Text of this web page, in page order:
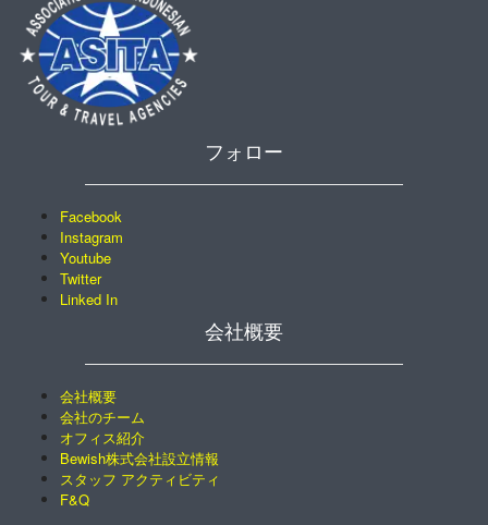
フォロー
Facebook
Instagram
Youtube
Twitter
Linked In
会社概要
会社概要
会社のチーム
オフィス紹介
Bewish株式会社設立情報
スタッフ アクティビティ
F&Q